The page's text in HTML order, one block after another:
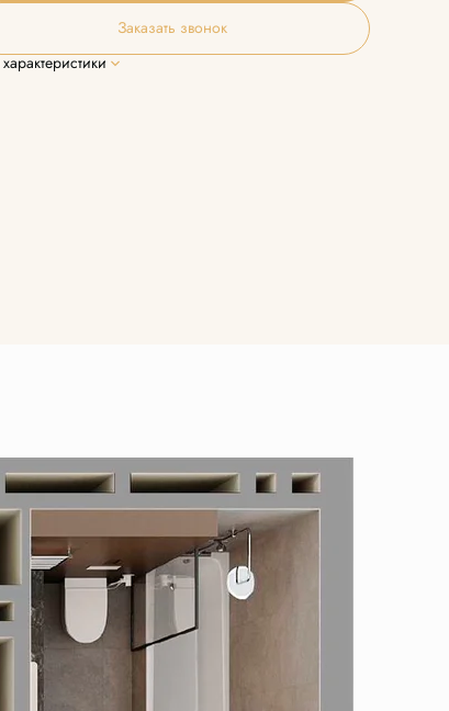
Заказать звонок